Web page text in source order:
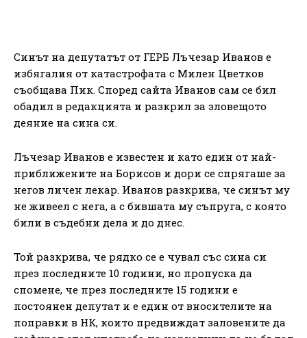
Синът на депутатът от ГЕРБ Лъчезар Иванов е
избягалия от катастрофата с Милен Цветков
съобщава Пик. Според сайта Иванов сам се бил
обадил в редакцията и разкрил за зловещото
деяние на сина си.
Лъчезар Иванов е известен и като един от най-
приближените на Борисов и дори се спрягаше за
негов личен лекар. Иванов разкрива, че синът му
не живеел с нега, а с бившата му съпруга, с която
били в съдебни дела и до днес.
Той разкрива, че рядко се е чувал със сина си
през последните 10 години, но пропуска да
спомене, че през последните 15 години е
постоянен депутат и е един от вносителите на
поправки в НК, които предвиждат заловените да